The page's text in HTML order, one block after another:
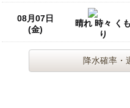
08月07日
(金)
晴れ 時々 くも
り
降水確率・